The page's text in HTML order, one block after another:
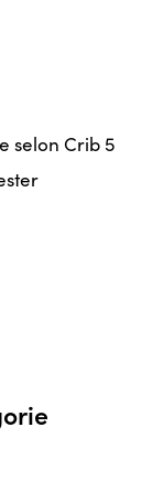
selon Crib 5